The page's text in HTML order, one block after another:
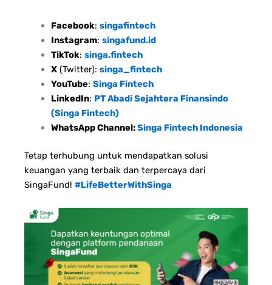
Facebook: singafintech
Instagram: singafund.id
TikTok: singa.fintech
X(Twitter): singa_fintech
YouTube: Singa Fintech
LinkedIn: PT Abadi Sejahtera Finansindo
(Singa Fintech)
WhatsApp Channel:Singa Fintech Indonesia
Tetap terhubung untuk mendapatkan solusi
keuangan yang terbaik dan terpercaya dari
SingaFund! #LifeBetterWithSinga